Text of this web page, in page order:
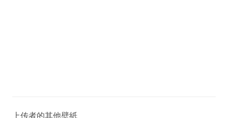
上传者的其他壁紙